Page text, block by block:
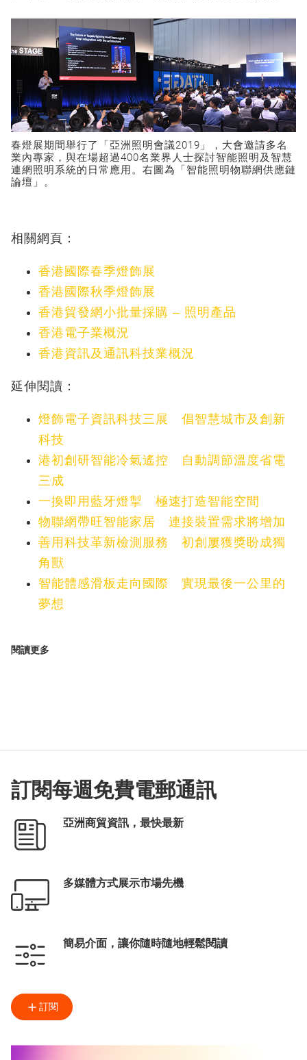
春燈展期間舉行了「亞洲照明會議2019」，大會邀請多名
業內專家，與在場超過400名業界人士探討智能照明及智慧
連網照明系統的日常應用。右圖為「智能照明物聯網供應鏈
論壇」。
相關網頁：
香港國際春季燈飾展
香港國際秋季燈飾展
香港貿發網小批量採購 – 照明產品
香港電子業概況
香港資訊及通訊科技業概況
延伸閱讀：
燈飾電子資訊科技三展 倡智慧城市及創新
科技
港初創研智能冷氣遙控 自動調節溫度省電
三成
一換即用藍牙燈掣 極速打造智能空間
物聯網帶旺智能家居 連接裝置需求將增加
善用科技革新檢測服務 初創屢獲獎盼成獨
角獸
智能體感滑板走向國際 實現最後一公里的
夢想
閱讀更多
訂閱每週免費電郵通訊
亞洲商貿資訊，最快最新
多媒體方式展示市場先機
簡易介面，讓你隨時隨地輕鬆閱讀
訂閱